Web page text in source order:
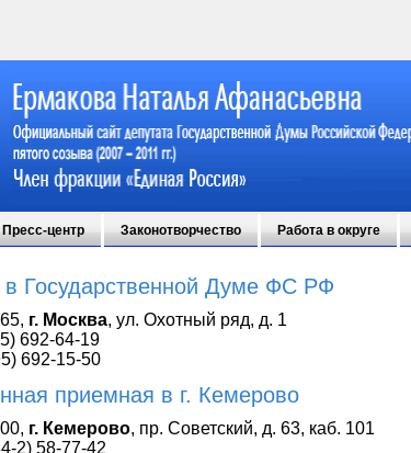
Пресс-центр Законотворчество Работа в округе
Государственной Думе ФС РФ
г. Москва, ул. Охотный ряд, д. 1
692-64-19
692-15-50
приемная в г. Кемерово
г. Кемерово, пр. Советский, д. 63, каб. 101
2) 58-77-42